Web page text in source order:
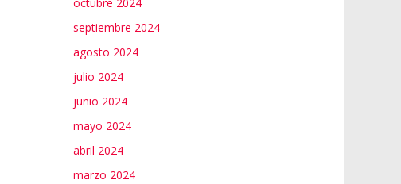
septiembre 2024
agosto 2024
julio 2024
junio 2024
mayo 2024
abril 2024
marzo 2024